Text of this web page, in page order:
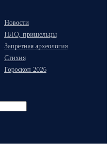
Новости
НЛО, пришельцы
Запретная археология
Стихия
Гороскоп 2026